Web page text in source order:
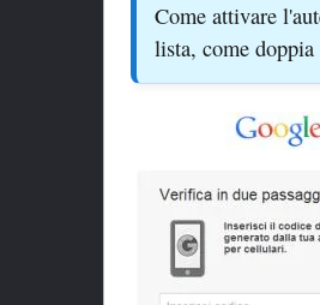
Come attivare
lista, come